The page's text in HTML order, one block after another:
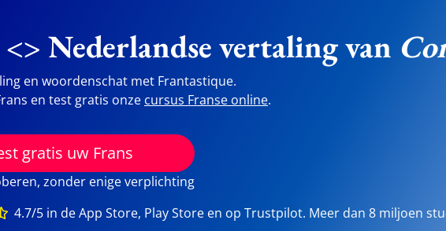
Nederlandse vertaling van
en woordenschat met Frantastique.
en test gratis onze cursus Franse online.
gratis uw Frans
zonder enige verplichting
4.7/5 in de App Store, Play Store en op Trustpilot. Meer dan 8 miljoen